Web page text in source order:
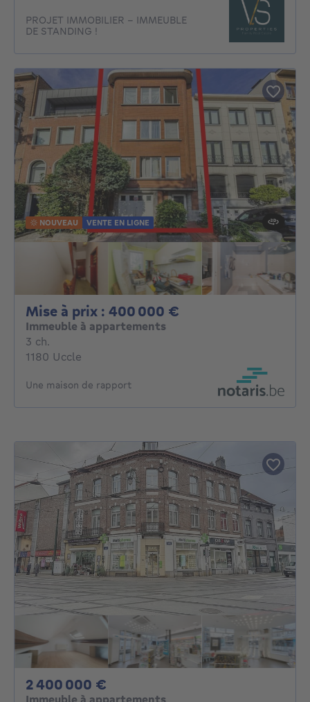
PROJET IMMOBILIER – IMMEUBLE
DE STANDING !
NOUVEAU VENTE EN LIGNE
Mise à prix : 400 000 €
Immeuble à appartements
3 ch.
1180 Uccle
Une maison de rapport
2 400 000 €